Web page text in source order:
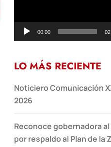
00:00
LO MÁS RECIENTE
Noticiero Comunicación
2026
Reconoce gobernadora
por respaldo al Plan de la